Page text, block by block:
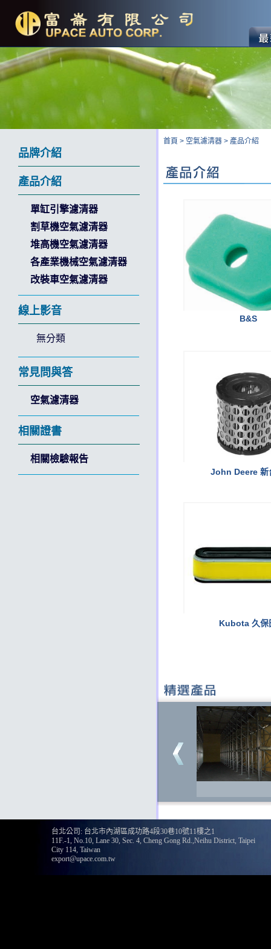
品牌介紹
產品介紹
單缸引擎濾清器
割草機空氣濾清器
堆高機空氣濾清器
各產業機械空氣濾清器
改裝車空氣濾清器
線上影音
無分類
常見問與答
空氣濾清器
相關證書
相關檢驗報告
首頁 > 空氣濾清器 > 產品介紹
B&S
John Deere 新
Kubota 久保
台北公司: 台北市內湖區成功路4段30巷10號11樓之1
11F.-1, No.10, Lane 30, Sec. 4, Cheng Gong Rd.,Neihu District, Taipei
City 114, Taiwan
export@upace.com.tw